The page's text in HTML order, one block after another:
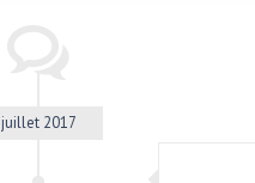
juillet 2017